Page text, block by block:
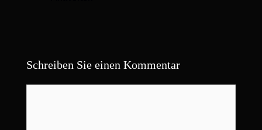
Schreiben Sie einen Kommentar